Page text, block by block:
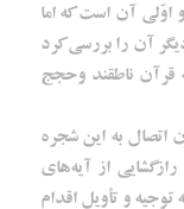
اوّلی آن است که اما
آن را بررسی کرد
قرآن ناطقند وحجج
اتصال به این شجره‌
از آیه‌های
و تأویل اقدام